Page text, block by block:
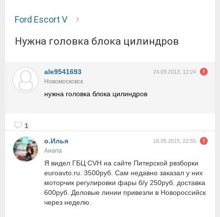
Ford Escort V
нужна головка блока цилиндров
ale9541693 24.09.2013, 12:24
Новомосковск
нужна головка блока цилиндров
1
о.Илья
16.05.2015, 22:55
Анапа
Я видел ГБЦ CVH на сайте Питерской рвзборки
euroavto.ru. 3500руб. Сам недавно заказал у них
моторчик регулировки фары б/у 250руб. доставка
600руб. Деловые линии привезли в Новороссийск
через неделю.